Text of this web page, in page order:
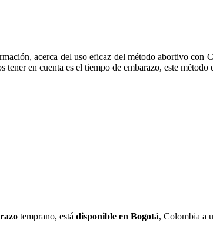
acerca del uso eficaz del método abortivo con
en cuenta es el tiempo de embarazo, este
temprano, está disponible en Bogotá, Colombia a